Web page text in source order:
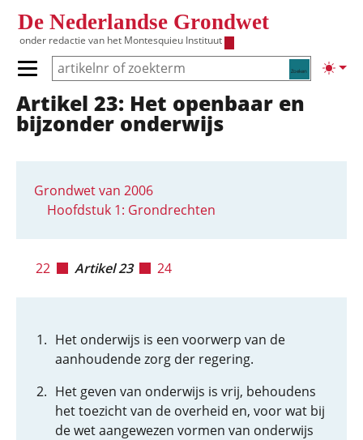
De Nederlandse Grondwet
onder redactie van het Montesquieu Instituut
Zoeken
Primair menu tonen/verbergen
Hoofdnavigatie
Artikel 23: Het openbaar en
bijzonder onderwijs
Grondwet van 2006
Hoofdstuk 1: Grondrechten
22 Artikel 23 24
Het onderwijs is een voorwerp van de
aanhoudende zorg der regering.
Het geven van onderwijs is vrij, behoudens
het toezicht van de overheid en, voor wat bij
de wet aangewezen vormen van onderwijs